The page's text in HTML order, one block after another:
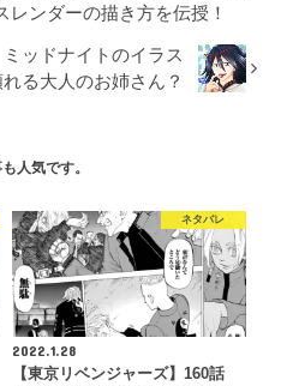
レンダーの描き方を伝授！
ッドナイトのイラス
る大人のお姉さん？
人気です。
ネタバレ
2022.1.28
【東京リベンジャーズ】160話